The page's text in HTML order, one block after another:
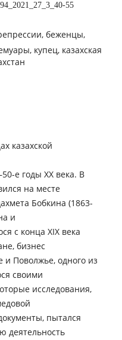
55
беженцы,
купец, казахская
казахской
е годы ХХ века. В
на месте
Бобкина (1863-
и
с конца XIХ века
бизнес
и Поволжье, одного из
своими
исследования,
пытался
деятельность